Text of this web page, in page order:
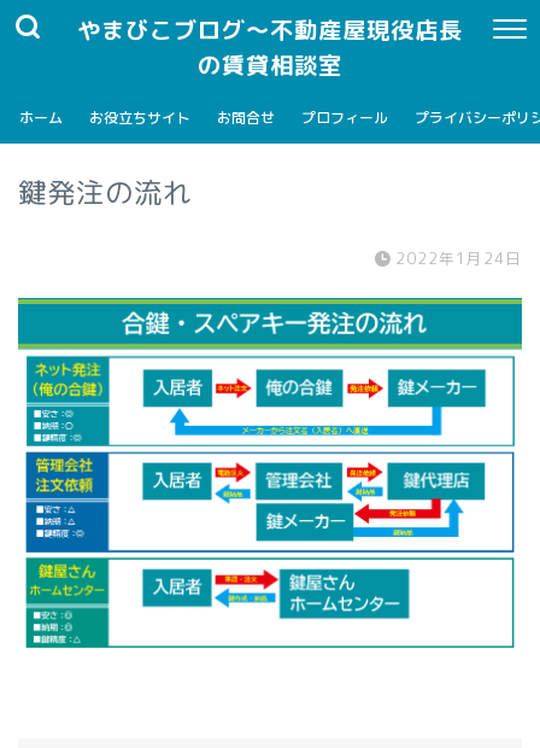
やまびこブログ～不動産屋現役店長
の賃貸相談室
ホーム お役立ちサイト お問合せ プロフィール プライバシーポリ
鍵発注の流れ
2022年1月24日